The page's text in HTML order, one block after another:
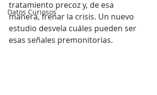
Datos Curiosos
tratamiento precoz y, de esa
manera, frenar la crisis. Un nuevo
estudio desvela cuáles pueden ser
esas señales premonitorias.